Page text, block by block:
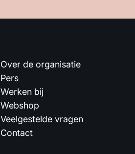
Over de organisatie
Pers
Werken bij
Webshop
Veelgestelde vragen
Contact